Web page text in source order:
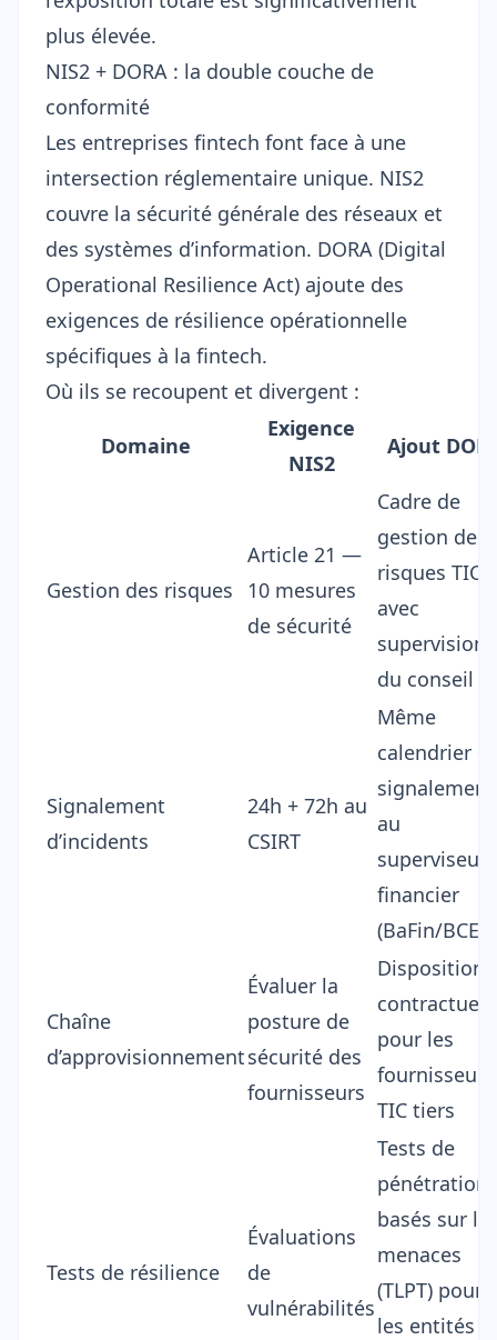
plus élevée.
NIS2 + DORA : la double couche de
conformité
Les entreprises fintech font face à une
intersection réglementaire unique. NIS2
couvre la sécurité générale des réseaux et
des systèmes d’information. DORA (Digital
Operational Resilience Act) ajoute des
exigences de résilience opérationnelle
spécifiques à la fintech.
Où ils se recoupent et divergent :
Domaine
Exigence
NIS2
Ajout
Gestion des risques
Article 21 —
10 mesures
de sécurité
Cadre de
gestion des
risques TIC
avec
supervision
du conseil
Signalement
d’incidents
24h + 72h au
CSIRT
Même
calendrier +
signalement
au
superviseur
financier
(BaFin/BCE)
Chaîne
d’approvisionnement
Évaluer la
posture de
sécurité des
fournisseurs
Dispositions
pour les
fournisseurs
TIC tiers
Tests de résilience
Évaluations
de
vulnérabilités
Tests de
pénétration
basés sur
menaces
(TLPT) pour
les entités